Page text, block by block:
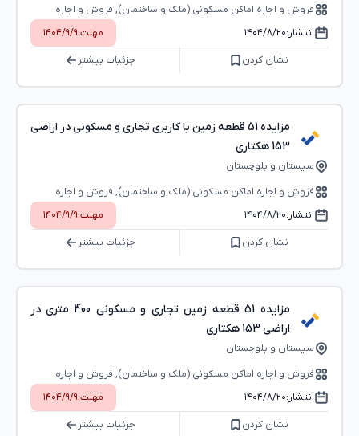
فروش و اجاره اماکن مسکونی (ملک و ساختمان), فروش و اجاره
اماکن اداری-تجاری (بوفه، استخر و...)
انتشار:۱۴۰۴/۸/۲۰ مهلت:۱۴۰۴/۹/۹
نشان کردن جزئیات بیشتر
مزایده 51 قطعه زمین با کاربری تجاری و مسکونی در اراضی
153 هکتاری
سیستان و بلوچستان
فروش و اجاره اماکن مسکونی (ملک و ساختمان), فروش و اجاره
اماکن اداری-تجاری (بوفه، استخر و...)
انتشار:۱۴۰۴/۸/۲۰ مهلت:۱۴۰۴/۹/۹
نشان کردن جزئیات بیشتر
مزایده 51 قطعه زمین تجاری و مسکونی 400 متری در
اراضی 153 هکتاری
سیستان و بلوچستان
فروش و اجاره اماکن مسکونی (ملک و ساختمان), فروش و اجاره
اماکن اداری-تجاری (بوفه، استخر و...)
انتشار:۱۴۰۴/۸/۲۰ مهلت:۱۴۰۴/۹/۹
نشان کردن جزئیات بیشتر